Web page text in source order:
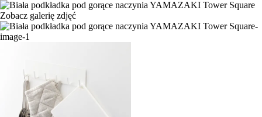
Zobacz galerię zdjęć